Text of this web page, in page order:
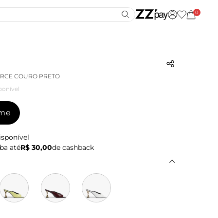
0
COURO PRETO
atéR$ 30,00de cashback